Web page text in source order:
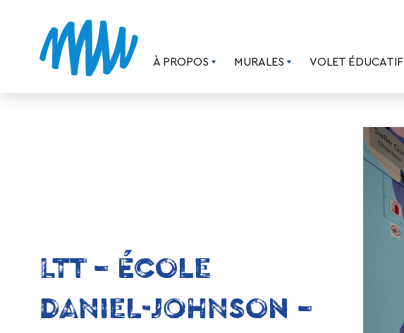
À PROPOS MURALES VOLET ÉDUCATIF
LTT – ÉCOLE
DANIEL-JOHNSON –